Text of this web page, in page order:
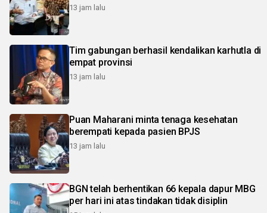
13 jam lalu
Tim gabungan berhasil kendalikan karhutla di
empat provinsi
13 jam lalu
Puan Maharani minta tenaga kesehatan
berempati kepada pasien BPJS
13 jam lalu
BGN telah berhentikan 66 kepala dapur MBG
per hari ini atas tindakan tidak disiplin